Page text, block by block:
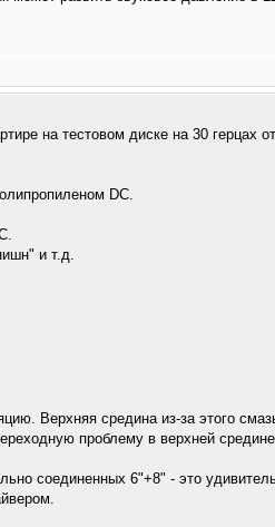
на тестовом диске на 30 герцах
DC.
и т.д.
Верхняя средина из-за этого
проблему в верхней
соединенных 6"+8" - это